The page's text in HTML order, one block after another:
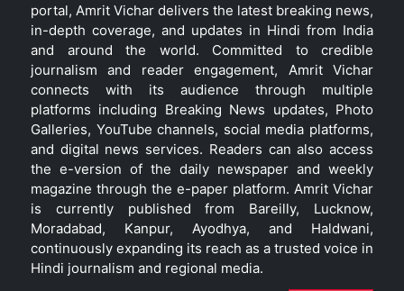
portal, Amrit Vichar delivers the latest breaking news,
in-depth coverage, and updates in Hindi from India
and around the world. Committed to credible
journalism and reader engagement, Amrit Vichar
connects with its audience through multiple
platforms including Breaking News updates, Photo
Galleries, YouTube channels, social media platforms,
and digital news services. Readers can also access
the e-version of the daily newspaper and weekly
magazine through the e-paper platform. Amrit Vichar
is currently published from Bareilly, Lucknow,
Moradabad, Kanpur, Ayodhya, and Haldwani,
continuously expanding its reach as a trusted voice in
Hindi journalism and regional media.